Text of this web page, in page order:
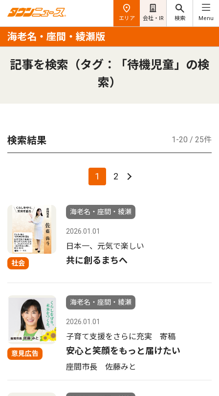
エリア 会社・IR 検索 Menu
海老名・座間・綾瀬版
記事を検索（タグ：「待機児童」の検
索）
検索結果 1-20 / 25件
1 2
社会
海老名・座間・綾瀬
2026.01.01
日本一、元気で楽しい
共に創るまちへ
意見広告
海老名・座間・綾瀬
2026.01.01
子育て支援をさらに充実 寄稿
安心と笑顔をもっと届けたい
座間市長 佐藤みと